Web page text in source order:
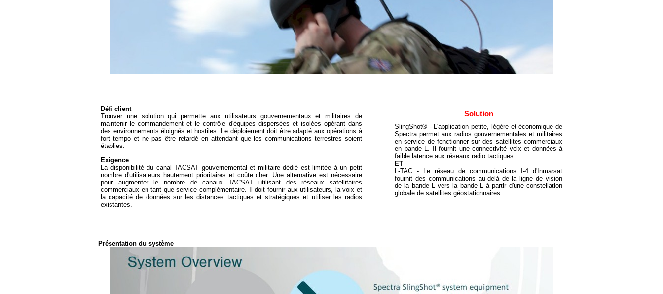
Défi client
Trouver une solution qui permette aux utilisateurs gouvernementaux et militaires de
maintenir le commandement et le contrôle d'équipes dispersées et isolées opérant dans
des environnements éloignés et hostiles. Le déploiement doit être adapté aux opérations à
fort tempo et ne pas être retardé en attendant que les communications terrestres soient
établies.
Exigence
La disponibilité du canal TACSAT gouvernemental et militaire dédié est limitée à un petit
nombre d'utilisateurs hautement prioritaires et coûte cher. Une alternative est nécessaire
pour augmenter le nombre de canaux TACSAT utilisant des réseaux satellitaires
commerciaux en tant que service complémentaire. Il doit fournir aux utilisateurs, la voix et
la capacité de données sur les distances tactiques et stratégiques et utiliser les radios
existantes.
Solution
SlingShot® - L'application petite, légère et économique de
Spectra permet aux radios gouvernementales et militaires
en service de fonctionner sur des satellites commerciaux
en bande L. Il fournit une connectivité voix et données à
faible latence aux réseaux radio tactiques.
ET
L-TAC - Le réseau de communications I-4 d'Inmarsat
fournit des communications au-delà de la ligne de vision
de la bande L vers la bande L à partir d'une constellation
globale de satellites géostationnaires.
Présentation du système